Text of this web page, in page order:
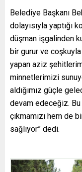
Belediye Başkanı
dolayısıyla yaptığı
düşman işgalinden
bir gurur ve
yapan aziz
minnetlerimizi
aldığımız güçle
devam edeceğiz.
çıkmamızı hem
sağlıyor” dedi.